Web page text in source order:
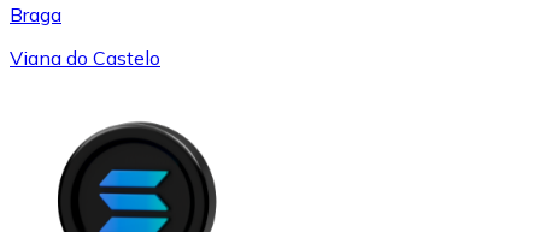
Braga
Viana do Castelo